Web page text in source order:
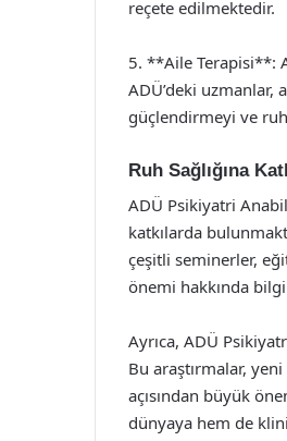
reçete edilmektedir.
5. **Aile Terapisi**:
ADÜ’deki uzmanlar,
güçlendirmeyi ve
Ruh Sağlığına
ADÜ Psikiyatri
katkılarda
çeşitli seminerler,
önemi hakkında
Ayrıca, ADÜ
Bu araştırmalar,
açısından büyük
dünyaya hem de